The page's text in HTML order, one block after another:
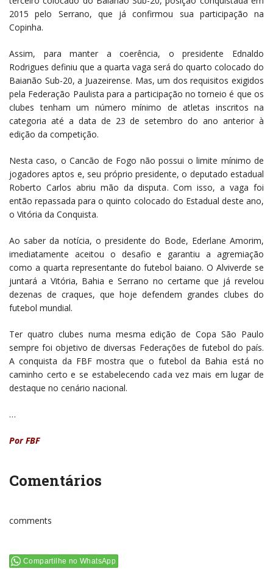
2015 pelo Serrano, que já confirmou sua participação na
Copinha.
Assim, para manter a coerência, o presidente Ednaldo
Rodrigues definiu que a quarta vaga será do quarto colocado do
Baianão Sub-20, a Juazeirense. Mas, um dos requisitos exigidos
pela Federação Paulista para a participação no torneio é que os
clubes tenham um número mínimo de atletas inscritos na
categoria até a data de 23 de setembro do ano anterior à
edição da competição.
Nesta caso, o Cancão de Fogo não possui o limite mínimo de
jogadores aptos e, seu próprio presidente, o deputado estadual
Roberto Carlos abriu mão da disputa. Com isso, a vaga foi
então repassada para o quinto colocado do Estadual deste ano,
o Vitória da Conquista.
Ao saber da notícia, o presidente do Bode, Ederlane Amorim,
imediatamente aceitou o desafio e garantiu a agremiação
como a quarta representante do futebol baiano. O Alviverde se
juntará a Vitória, Bahia e Serrano no certame que já revelou
dezenas de craques, que hoje defendem grandes clubes do
futebol mundial.
Ter quatro clubes numa mesma edição de Copa São Paulo
sempre foi objetivo de diversas Federações de futebol do país.
A conquista da FBF mostra que o futebol da Bahia está no
caminho certo e se estabelecendo cada vez mais em lugar de
destaque no cenário nacional.
…
Por FBF
Comentários
comments
Compartilhe no WhatsApp